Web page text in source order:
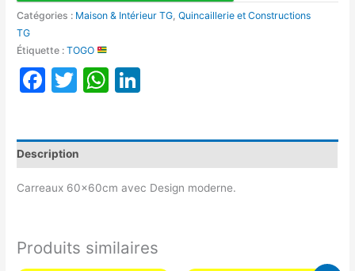
Catégories : Maison & Intérieur TG ,Quincaillerie et Constructions
TG
Étiquette :TOGO
Facebook
TwitterWhatsApp
Description
Carreaux 60x60cm avec Design moderne.
Produits similaires